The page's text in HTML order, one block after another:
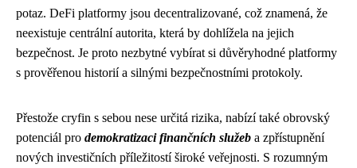
potaz. DeFi platformy jsou decentralizované, což znamená, že
neexistuje centrální autorita, která by dohlížela na jejich
bezpečnost. Je proto nezbytné vybírat si důvěryhodné platformy
s prověřenou historií a silnými bezpečnostními protokoly.
Přestože cryfin s sebou nese určitá rizika, nabízí také obrovský
potenciál pro demokratizaci finančních služeb a zpřístupnění
nových investičních příležitostí široké veřejnosti. S rozumným